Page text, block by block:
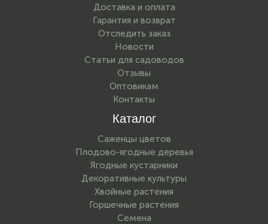
Доставка и оплата
Гарантия и возврат
Отследить заказ
Новости
Статьи для садоводов
Отзывы
Оптовикам
Контакты
Каталог
Саженцы цветов
Плодово-ягодные деревья
Ягодные кустарники
Декоративные культуры
Хвойные растения
Горшечные растения
Семена